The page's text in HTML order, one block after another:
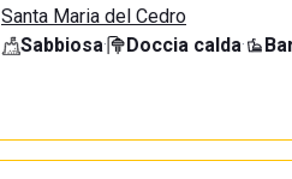
Santa Maria del Cedro
Sabbiosa· Doccia calda·